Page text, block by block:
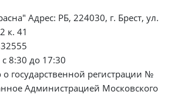
Адрес: РБ, 224030, г. Брест, ул.
к. 41
8:30 до 17:30
о государственной регистрации №
Администрацией Московского